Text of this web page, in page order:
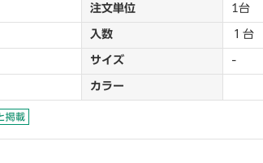
注文単位 1台
入数 １台
サイズ -
カラー